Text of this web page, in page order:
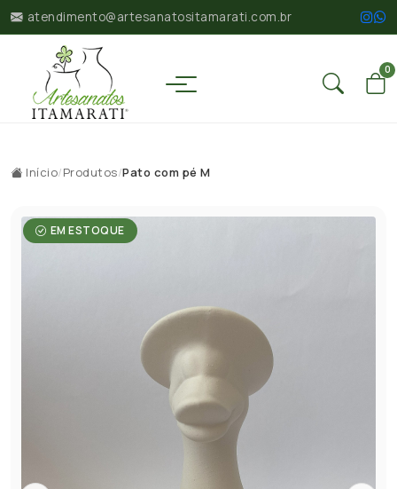
atendimento@artesanatositamarati.com.br
0
Início/Produtos/Pato com pé M
EM ESTOQUE